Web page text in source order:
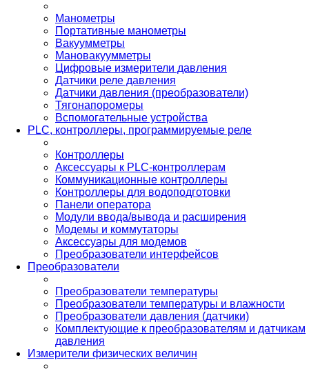
Манометры
Портативные манометры
Вакуумметры
Мановакуумметры
Цифровые измерители давления
Датчики реле давления
Датчики давления (преобразователи)
Тягонапоромеры
Вспомогательные устройства
PLС, контроллеры, программируемые реле
Контроллеры
Аксессуары к PLC-контроллерам
Коммуникационные контроллеры
Контроллеры для водоподготовки
Панели оператора
Модули ввода/вывода и расширения
Модемы и коммутаторы
Аксессуары для модемов
Преобразователи интерфейсов
Преобразователи
Преобразователи температуры
Преобразователи температуры и влажности
Преобразователи давления (датчики)
Комплектующие к преобразователям и датчикам
давления
Измерители физических величин